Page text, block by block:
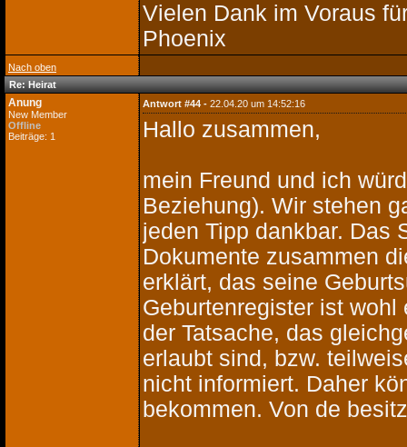
Vielen Dank im Voraus
Phoenix
Nach oben
Re: Heirat
Anung
New Member
Offline
Beiträge: 1
Antwort #44 - 22.04.20 um 14:52:16
Hallo zusammen,
mein Freund und ich
Beziehung). Wir stehen
jeden Tipp dankbar. Das
Dokumente zusammen
erklärt, das seine
Geburtenregister ist
der Tatsache, das
erlaubt sind, bzw.
nicht informiert. Daher
bekommen. Von de